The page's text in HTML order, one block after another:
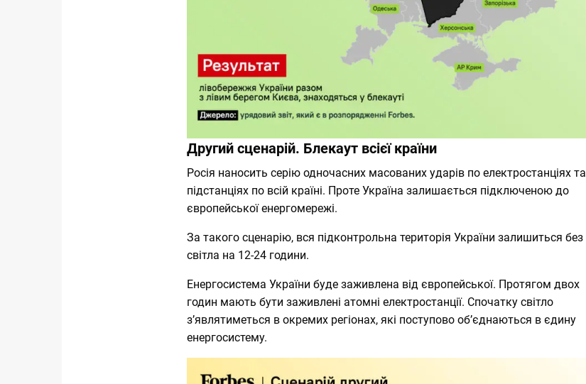
Другий сценарій. Блекаут всієї країни
Росія наносить серію одночасних масованих ударів по електростанціях та
підстанціях по всій країні. Проте Україна залишається підключеною до
європейської енергомережі.
За такого сценарію, вся підконтрольна територія України залишиться без
світла на 12-24 години.
Енергосистема України буде заживлена від європейської. Протягом двох
годин мають бути заживлені атомні електростанції. Спочатку світло
зʼявлятиметься в окремих регіонах, які поступово обʼєднаються в єдину
енергосистему.